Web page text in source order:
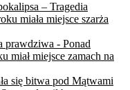
– Tragedia
miała miejsce szarża
prawdziwa - Ponad
miał miejsce zamach na
się bitwa pod Mątwami